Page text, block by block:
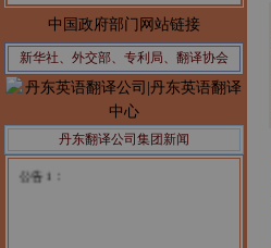
中国政府部门网站链接
新华社、外交部、专利局、翻译协会
丹东翻译公司集团新闻